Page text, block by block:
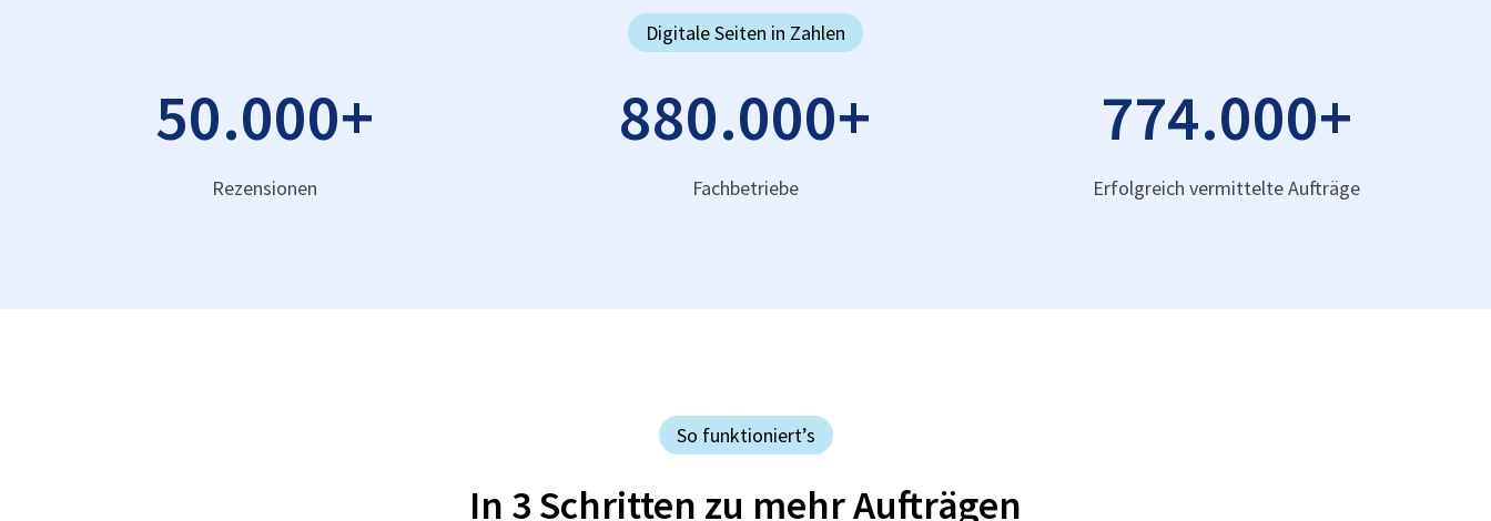
Digitale Seiten in Zahlen
50.000+
Rezensionen
880.000+
Fachbetriebe
774.000+
Erfolgreich vermittelte Aufträge
So funktioniert’s
In 3 Schritten zu mehr Aufträgen